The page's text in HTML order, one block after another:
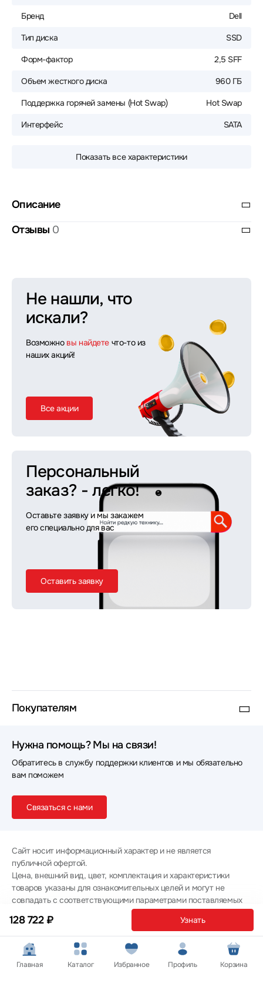
128 722 ₽ Узнать
Бренд Dell
Тип диска SSD
Форм-фактор 2,5 SFF
Объем жесткого диска 960 ГБ
Поддержка горячей замены (Hot Swap) Hot Swap
Интерфейс SATA
Показать все характеристики
Описание
Отзывы 0
Не нашли, что
искали?
Возможно вы найдете что-то из
наших акций!
Все акции
Персональный
заказ? - легко!
Оставьте заявку и мы закажем
его специально для вас
Оставить заявку
Покупателям
Нужна помощь? Мы на связи!
Обратитесь в службу поддержки клиентов и мы обязательно
вам поможем
Связаться с нами
Сайт носит информационный характер и не является
публичной офертой.
Цена, внешний вид, цвет, комплектация и характеристики
товаров указаны для ознакомительных целей и могут не
совпадать с соответствующими параметрами поставляемых
товаров - уточняйте информацию у менеджера при
оформлении заказа.
Политика конфиденциальности
© 2012 — 2026 ООО «Эпл Тэк»
Главная Каталог Избранное Профиль Корзина